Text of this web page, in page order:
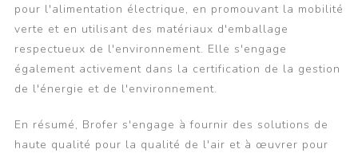
pour l'alimentation électrique, en promouvant la mobilité
verte et en utilisant des matériaux d'emballage
respectueux de l'environnement. Elle s'engage
également activement dans la certification de la gestion
de l'énergie et de l'environnement.
En résumé, Brofer s'engage à fournir des solutions de
haute qualité pour la qualité de l'air et à œuvrer pour